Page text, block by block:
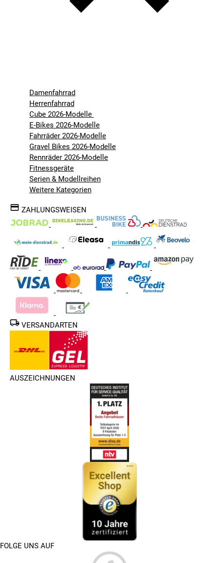
Damenfahrrad
Herrenfahrrad
Cube 2026-Modelle
E-Bikes 2026-Modelle
Fahrräder 2026-Modelle
Gravel Bikes 2026-Modelle
Rennräder 2026-Modelle
Fitnessgeräte
Serien & Modellreihen
Weitere Kategorien
ZAHLUNGSWEISEN
VERSANDARTEN
AUSZEICHNUNGEN
FOLGE UNS AUF